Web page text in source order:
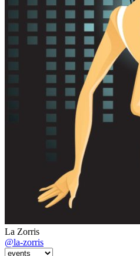
La Zorris
@la-zorris